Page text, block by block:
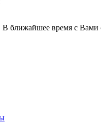
ближайшее время с Вами